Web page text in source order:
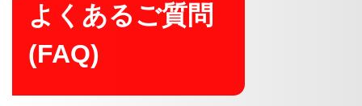
よくあるご質問
(FAQ)